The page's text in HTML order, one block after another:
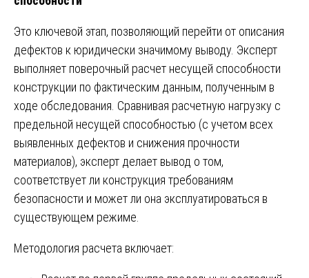
Это ключевой этап, позволяющий перейти от описания
дефектов к юридически значимому выводу. Эксперт
выполняет поверочный расчет несущей способности
конструкции по фактическим данным, полученным в
ходе обследования. Сравнивая расчетную нагрузку с
предельной несущей способностью (с учетом всех
выявленных дефектов и снижения прочности
материалов), эксперт делает вывод о том,
соответствует ли конструкция требованиям
безопасности и может ли она эксплуатироваться в
существующем режиме.
Методология расчета включает: